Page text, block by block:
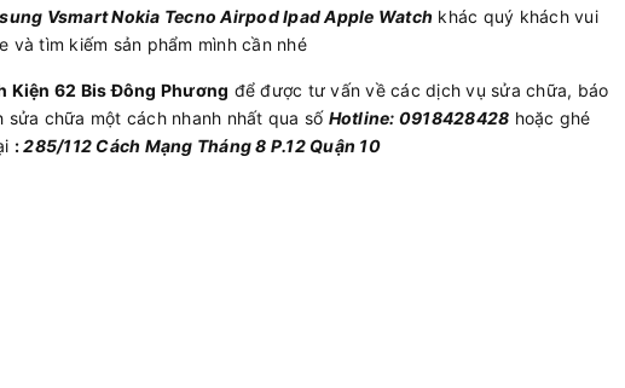
VsmartNokia Tecno AirpodIpadApple Watch khác quý khách vui
và tìm kiếm sản phẩm mình cần nhé
Kiện 62 Bis Đông Phương để được tư vấn về các dịch vụ sửa chữa, báo
chữa một cách nhanh nhất qua số Hotline: 0918428428 hoặc ghé
:285/112 Cách Mạng Tháng 8 P.12 Quận 10